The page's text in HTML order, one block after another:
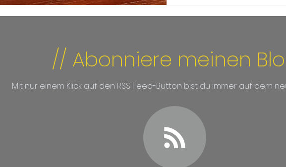
// Abonniere meinen
Mit nur einem Klick auf den RSS Feed-Button bist du immer auf dem